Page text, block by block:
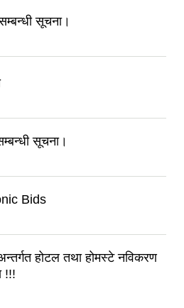
सूचना।
सूचना।
Bids
होटल तथा होमस्टे नविकरण
!!!